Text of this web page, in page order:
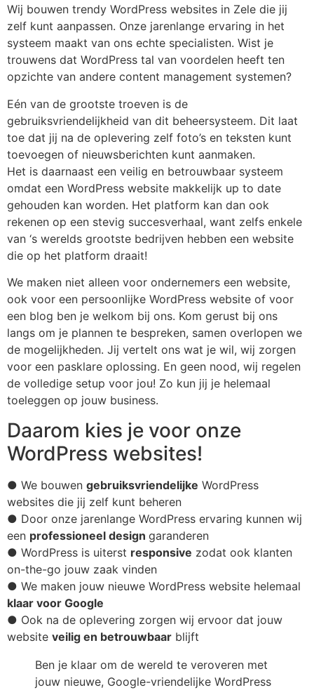
Wij bouwen trendy WordPress websites in Zele die jij
zelf kunt aanpassen. Onze jarenlange ervaring in het
systeem maakt van ons echte specialisten. Wist je
trouwens dat WordPress tal van voordelen heeft ten
opzichte van andere content management systemen?
Eén van de grootste troeven is de
gebruiksvriendelijkheid van dit beheersysteem. Dit laat
toe dat jij na de oplevering zelf foto’s en teksten kunt
toevoegen of nieuwsberichten kunt aanmaken.
Het is daarnaast een veilig en betrouwbaar systeem
omdat een WordPress website makkelijk up to date
gehouden kan worden. Het platform kan dan ook
rekenen op een stevig succesverhaal, want zelfs enkele
van ‘s werelds grootste bedrijven hebben een website
die op het platform draait!
We maken niet alleen voor ondernemers een website,
ook voor een persoonlijke WordPress website of voor
een blog ben je welkom bij ons. Kom gerust bij ons
langs om je plannen te bespreken, samen overlopen we
de mogelijkheden. Jij vertelt ons wat je wil, wij zorgen
voor een pasklare oplossing. En geen nood, wij regelen
de volledige setup voor jou! Zo kun jij je helemaal
toeleggen op jouw business.
Daarom kies je voor onze
WordPress websites!
● We bouwen gebruiksvriendelijke WordPress
websites die jij zelf kunt beheren
● Door onze jarenlange WordPress ervaring kunnen wij
een professioneel design garanderen
● WordPress is uiterst responsive zodat ook klanten
on-the-go jouw zaak vinden
● We maken jouw nieuwe WordPress website helemaal
klaar voor Google
● Ook na de oplevering zorgen wij ervoor dat jouw
website veilig en betrouwbaar blijft
Ben je klaar om de wereld te veroveren met
jouw nieuwe, Google-vriendelijke WordPress